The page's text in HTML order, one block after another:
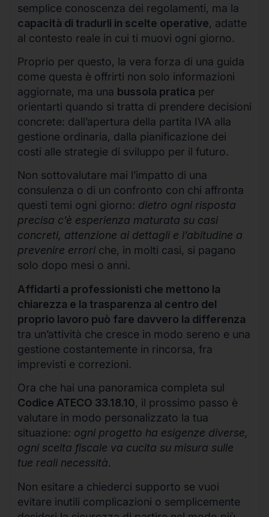
semplice conoscenza dei regolamenti, ma la
capacità di tradurli in scelte operative, adatte
al contesto reale in cui ti muovi ogni giorno.
Proprio per questo, la vera forza di una guida
come questa è offrirti non solo informazioni
aggiornate, ma una bussola pratica per
orientarti quando si tratta di prendere decisioni
concrete: dall’apertura della partita IVA alla
gestione ordinaria, dalla pianificazione dei
costi alle strategie di sviluppo per il futuro.
Non sottovalutare mai l’impatto di una
consulenza o di un confronto con chi affronta
questi temi ogni giorno: dietro ogni risposta
precisa c’è esperienza maturata su casi
concreti, attenzione ai dettagli e l’abitudine a
prevenire errori che, in molti casi, si pagano
solo dopo mesi o anni.
Affidarti a professionisti che mettono la
chiarezza e la trasparenza al centro del
proprio lavoro può fare davvero la differenza
tra un’attività che cresce in modo sereno e una
gestione costantemente in rincorsa, fra
imprevisti e correzioni.
Ora che hai una panoramica completa sul
Codice ATECO 33.18.10, il prossimo passo è
valutare in modo personalizzato la tua
situazione: ogni progetto ha esigenze diverse,
ogni scelta fiscale va cucita su misura sulle
tue reali necessità.
Non esitare a chiederci supporto se vuoi
evitare inutili complicazioni o semplicemente